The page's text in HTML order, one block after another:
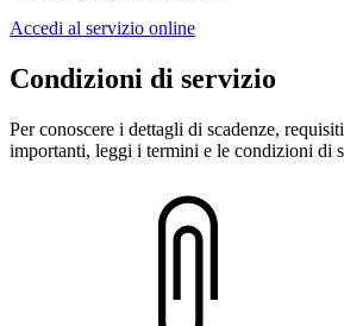
Accedi al servizio online
Condizioni di servizio
Per conoscere i dettagli di scadenze,
importanti, leggi i termini e le condizioni di